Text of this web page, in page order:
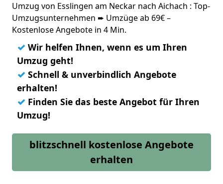
Umzug von Esslingen am Neckar nach Aichach : Top-
Umzugsunternehmen ➨ Umzüge ab 69€ –
Kostenlose Angebote in 4 Min.
✓ Wir helfen Ihnen, wenn es um Ihren
Umzug geht!
✓ Schnell & unverbindlich Angebote
erhalten!
✓ Finden Sie das beste Angebot für Ihren
Umzug!
blitzschnell kostenlose Angebote
erhalten